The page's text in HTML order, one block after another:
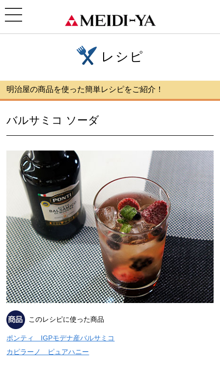
toggle
navigation
レシピ
明治屋の商品を使った簡単レシピをご紹介！
バルサミコ ソーダ
このレシピに使った商品
ポンティ IGPモデナ産バルサミコ
カピラーノ ピュアハニー